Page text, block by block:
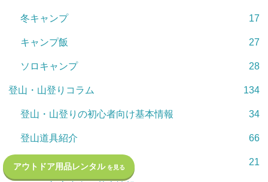
冬キャンプ 17
キャンプ飯 27
ソロキャンプ 28
登山・山登りコラム 134
登山・山登りの初心者向け基本情報 34
登山道具紹介 66
フェスコラム 21
アウトドア用品レンタル を見る